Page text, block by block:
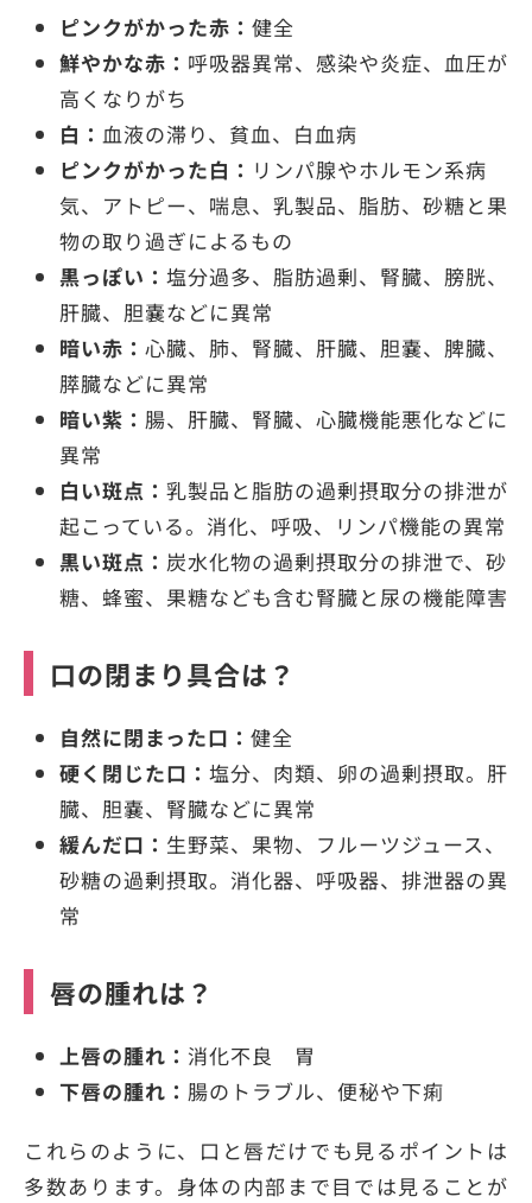
ピンクがかった赤： 健全
鮮やかな赤： 呼吸器異常、感染や炎症、血圧が
高くなりがち
白： 血液の滞り、貧血、白血病
ピンクがかった白： リンパ腺やホルモン系病
気、アトピー、喘息、乳製品、脂肪、砂糖と果
物の取り過ぎによるもの
黒っぽい： 塩分過多、脂肪過剰、腎臓、膀胱、
肝臓、胆嚢などに異常
暗い赤： 心臓、肺、腎臓、肝臓、胆嚢、脾臓、
膵臓などに異常
暗い紫： 腸、肝臓、腎臓、心臓機能悪化などに
異常
白い斑点： 乳製品と脂肪の過剰摂取分の排泄が
起こっている。消化、呼吸、リンパ機能の異常
黒い斑点： 炭水化物の過剰摂取分の排泄で、砂
糖、蜂蜜、果糖なども含む腎臓と尿の機能障害
口の閉まり具合は？
自然に閉まった口： 健全
硬く閉じた口： 塩分、肉類、卵の過剰摂取。肝
臓、胆嚢、腎臓などに異常
緩んだ口： 生野菜、果物、フルーツジュース、
砂糖の過剰摂取。消化器、呼吸器、排泄器の異
常
唇の腫れは？
上唇の腫れ： 消化不良 胃
下唇の腫れ： 腸のトラブル、便秘や下痢
これらのように、口と唇だけでも見るポイントは
多数あります。身体の内部まで目では見ることが